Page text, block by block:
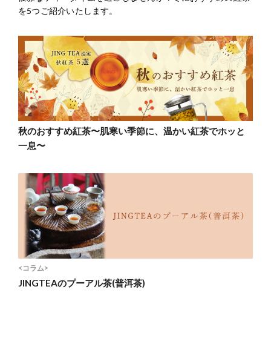
を5つご紹介いたします。
秋のおすすめ紅茶〜肌寒い季節に、温かい紅茶でホッと
一息〜
<コラム>
JINGTEAのプーアル茶(普洱茶)